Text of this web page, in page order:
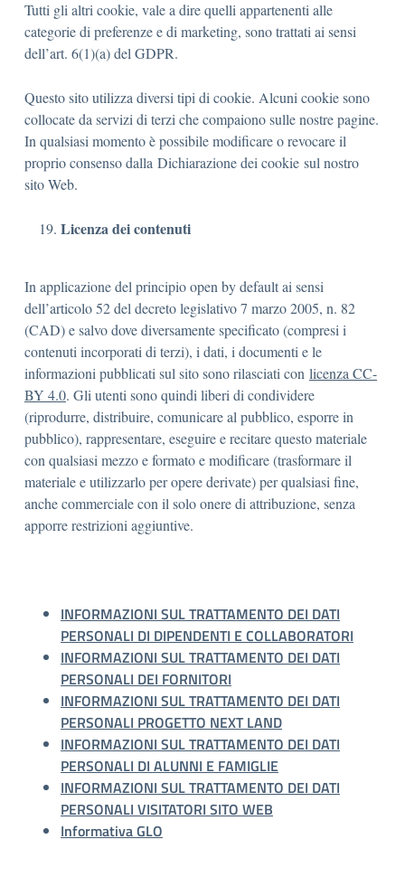
Tutti gli altri cookie, vale a dire quelli appartenenti alle
categorie di preferenze e di marketing, sono trattati ai sensi
dell’art. 6(1)(a) del GDPR.
Questo sito utilizza diversi tipi di cookie. Alcuni cookie sono
collocate da servizi di terzi che compaiono sulle nostre pagine.
In qualsiasi momento è possibile modificare o revocare il
proprio consenso dalla Dichiarazione dei cookie sul nostro
sito Web.
Licenza dei contenuti
In applicazione del principio open by default ai sensi
dell’articolo 52 del decreto legislativo 7 marzo 2005, n. 82
(CAD) e salvo dove diversamente specificato (compresi i
contenuti incorporati di terzi), i dati, i documenti e le
informazioni pubblicati sul sito sono rilasciati con licenza CC-
BY 4.0. Gli utenti sono quindi liberi di condividere
(riprodurre, distribuire, comunicare al pubblico, esporre in
pubblico), rappresentare, eseguire e recitare questo materiale
con qualsiasi mezzo e formato e modificare (trasformare il
materiale e utilizzarlo per opere derivate) per qualsiasi fine,
anche commerciale con il solo onere di attribuzione, senza
apporre restrizioni aggiuntive.
INFORMAZIONI SUL TRATTAMENTO DEI DATI
PERSONALI DI DIPENDENTI E COLLABORATORI
INFORMAZIONI SUL TRATTAMENTO DEI DATI
PERSONALI DEI FORNITORI
INFORMAZIONI SUL TRATTAMENTO DEI DATI
PERSONALI PROGETTO NEXT LAND
INFORMAZIONI SUL TRATTAMENTO DEI DATI
PERSONALI DI ALUNNI E FAMIGLIE
INFORMAZIONI SUL TRATTAMENTO DEI DATI
PERSONALI VISITATORI SITO WEB
Informativa GLO